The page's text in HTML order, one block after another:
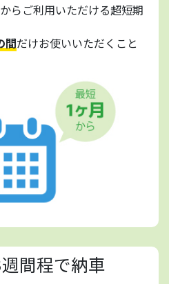
らご利用いただける超短期
間だけお使いいただくこと
間程で納車